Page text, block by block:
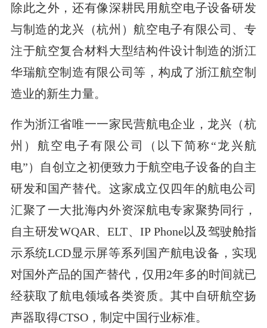
除此之外，还有像深耕民用航空电子设备研发
与制造的龙兴（杭州）航空电子有限公司、专
注于航空复合材料大型结构件设计制造的浙江
华瑞航空制造有限公司等，构成了浙江航空制
造业的新生力量。
作为浙江省唯一一家民营航电企业，龙兴（杭
州）航空电子有限公司（以下简称“龙兴航
电”）自创立之初便致力于航空电子设备的自主
研发和国产替代。这家成立仅四年的航电公司
汇聚了一大批海内外资深航电专家聚势同行，
自主研发WQAR、ELT、IP Phone以及驾驶舱指
示系统LCD显示屏等系列国产航电设备，实现
对国外产品的国产替代，仅用2年多的时间就已
经获取了航电领域各类资质。其中自研航空扬
声器取得CTSO，制定中国行业标准。